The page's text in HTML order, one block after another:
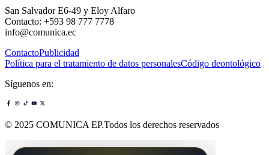
San Salvador E6-49 y Eloy Alfaro
Contacto: +593 98 777 7778
info@comunica.ec
ContactoPublicidad
Política para el tratamiento de datos personalesCódigo deontológico
Síguenos en:
© 2025 COMUNICA EP.Todos los derechos reservados